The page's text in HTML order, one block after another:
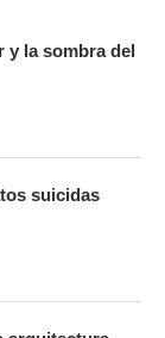
y la sombra del
suicidas